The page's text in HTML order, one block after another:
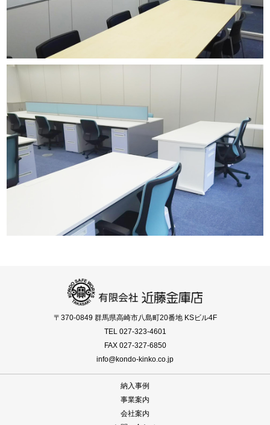
〒370-0849 群馬県高崎市八島町20番地 KSビル4F
TEL 027-323-4601
FAX 027-327-6850
info@kondo-kinko.co.jp
納入事例
事業案内
会社案内